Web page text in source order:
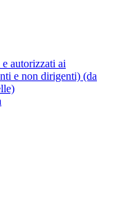
autorizzati ai
e non dirigenti) (da